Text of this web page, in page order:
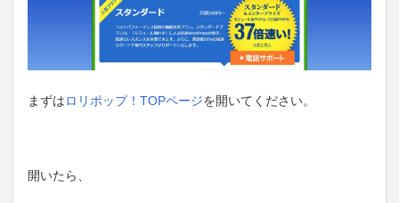
まずはロリポップ！TOPページを開いてください。
開いたら、